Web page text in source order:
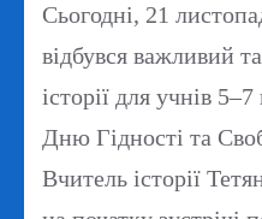
Сьогодні, 21
відбувся важливий
історії для учнів
Дню Гідності та
Вчитель історії